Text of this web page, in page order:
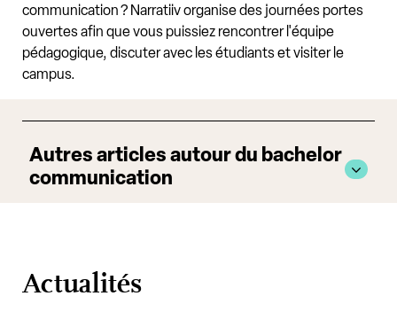
communication ? Narratiiv organise des journées portes
ouvertes afin que vous puissiez rencontrer l'équipe
pédagogique, discuter avec les étudiants et visiter le
campus.
Autres articles autour du bachelor
communication
Actualités